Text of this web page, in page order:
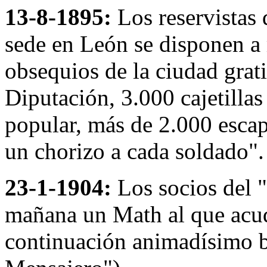
13-8-1895: Los
sede en León se disponen
obsequios de la ciudad
Diputación, 3.000
popular, más de 2.000
un chorizo a cada soldado".
23-1-1904: Los socios del
mañana un Math al que
continuación animadísimo